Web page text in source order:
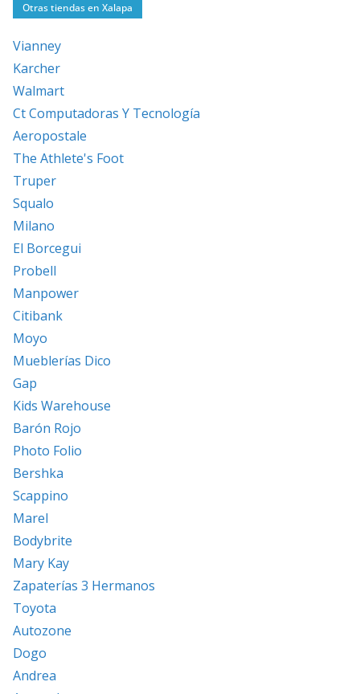
Otras tiendas en Xalapa
Vianney
Karcher
Walmart
Ct Computadoras Y Tecnología
Aeropostale
The Athlete's Foot
Truper
Squalo
Milano
El Borcegui
Probell
Manpower
Citibank
Moyo
Mueblerías Dico
Gap
Kids Warehouse
Barón Rojo
Photo Folio
Bershka
Scappino
Marel
Bodybrite
Mary Kay
Zapaterías 3 Hermanos
Toyota
Autozone
Dogo
Andrea